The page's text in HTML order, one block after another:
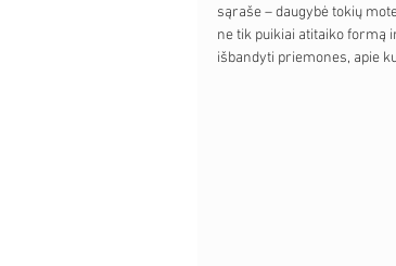
sąraše – daugybė tokių
ne tik puikiai atitaiko formą
išbandyti priemones, apie